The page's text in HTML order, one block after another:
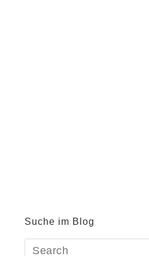
Suche im Blog